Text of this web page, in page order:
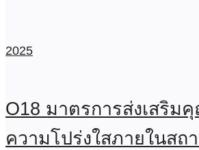
2025
O18 มาตรการส่งเสริม
ความโปร่งใสภายในสถ